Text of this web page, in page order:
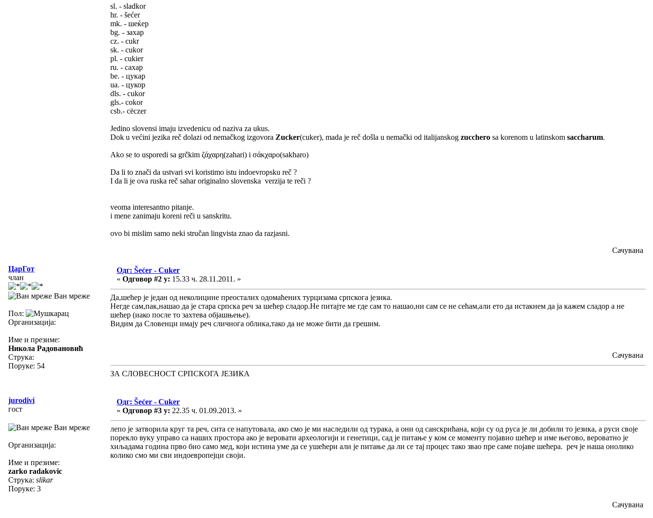
sl. - sladkor
hr. - šećer
mk. - шеќер
bg. - захар
cz. - cukr
sk. - cukor
pl. - cukier
ru. - сахар
be. - цукар
ua. - цукор
dls. - cukor
gls.- cokor
csb.- cëczer
Jedino slovensi imaju izvedenicu od naziva za ukus.
Dok u većini jezika reč dolazi od nemačkog izgovora Zucker(cuker), mada je reč došla u nemački od italijanskog zucchero sa korenom u latinskom saccharum.
Ako se to usporedi sa grčkim ζάχαρη(zahari) i σάκχαρο(sakharo)
Da li to znači da ustvari svi koristimo istu indoevropsku reč ?
I da li je ova ruska reč sahar originalno slovenska verzija te reči ?
veoma interesantno pitanje.
i mene zanimaju koreni reči u sanskritu.
ovo bi mislim samo neki stručan lingvista znao da razjasni.
Сачувана
ЦарГот
члан
Ван мреже
Пол:
Организација:
Име и презиме:
Никола Радовановић
Струка:
Поруке: 54
Одг: Šećer - Cuker
« Одговор #2 у: 15.33 ч. 28.11.2011. »
Да,шећер је један од неколицине преосталих одомаћених турцизама српскога језика.
Негде сам,пак,нашао да је стара српска реч за шећер сладор.Не питајте ме где сам то нашао,ни сам се не сећам,али ето да истакнем да ја кажем сладор а не
шећер (иако после то захтева објашњење).
Видим да Словенци имају реч сличнога облика,тако да не може бити да грешим.
Сачувана
ЗА СЛОВЕСНОСТ СРПСКОГА ЈЕЗИКА
jurodivi
гост
Ван мреже
Организација:
Име и презиме:
zarko radakovic
Струка: slikar
Поруке: 3
Одг: Šećer - Cuker
« Одговор #3 у: 22.35 ч. 01.09.2013. »
лепо је затворила круг та реч, сита се напутовала, ако смо је ми наследили од турака, а они од санскрићана, који су од руса је ли добили то језика, а руси своје
порекло вуку управо са наших простора ако је веровати археологији и генетици, сад је питање у ком се моменту појавио шећер и име његово, вероватно је
хиљадама година прво био само мед, који истина уме да се ушећери али је питање да ли се тај процес тако звао пре саме појаве шећера. реч је наша онолико
колико смо ми сви индоевропејци своји.
Сачувана